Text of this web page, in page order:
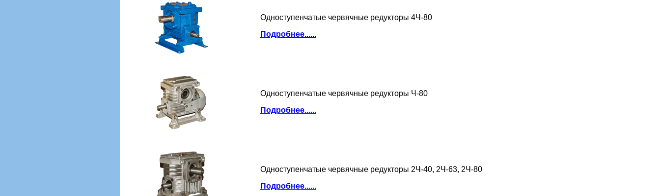
Одноступенчатые червячные редукторы 4Ч-80
Подробнее......
Одноступенчатые червячные редукторы Ч-80
Подробнее......
Одноступенчатые червячные редукторы 2Ч-40, 2Ч-63, 2Ч-80
Подробнее......